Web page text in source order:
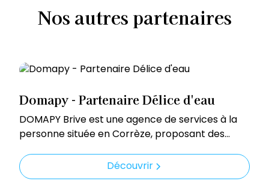
Nos autres partenaires
Domapy - Partenaire Délice d'eau
DOMAPY Brive est une agence de services à la
personne située en Corrèze, proposant des
ses clients.
Découvrir